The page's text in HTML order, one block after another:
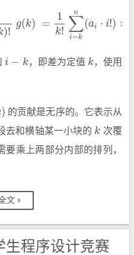
)!
g(k) =
1
k! ∑
i=k
n
(ai ⋅ i!) ×
k ∑i=kn
i − k
i−k ，即差为定值 k
k ，使用
) 的贡献是无序的。它表示从
去和横轴某一小块的 k
k 次覆
乘上两部分内部的排列，
文 »
程序设计竞赛